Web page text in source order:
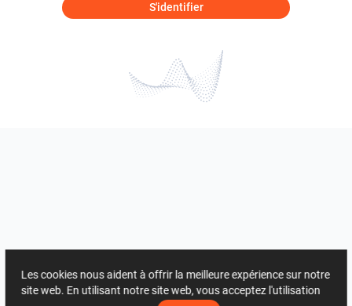
S'identifier
Les cookies nous aident à offrir la meilleure expérience sur notre
site web. En utilisant notre site web, vous acceptez l'utilisation